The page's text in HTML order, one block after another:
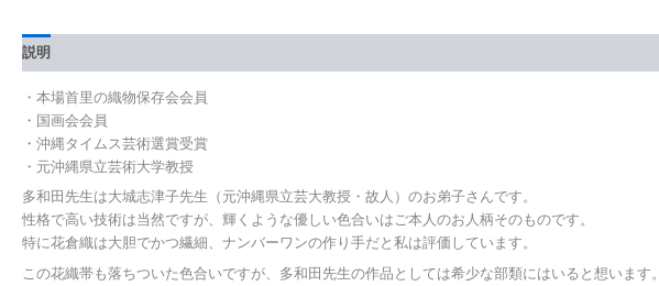
説明
・本場首里の織物保存会会員
・国画会会員
・沖縄タイムス芸術選賞受賞
・元沖縄県立芸術大学教授
多和田先生は大城志津子先生（元沖縄県立芸大教授・故人）のお弟子さんです。
性格で高い技術は当然ですが、輝くような優しい色合いはご本人のお人柄そのものです。
特に花倉織は大胆でかつ繊細、ナンバーワンの作り手だと私は評価しています。
この花織帯も落ちついた色合いですが、多和田先生の作品としては希少な部類にはいると想います。